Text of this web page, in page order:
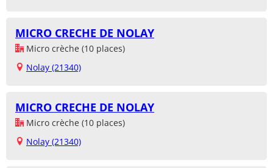
MICRO CRECHE DE NOLAY
Micro crèche (10 places)
Nolay (21340)
MICRO CRECHE DE NOLAY
Micro crèche (10 places)
Nolay (21340)